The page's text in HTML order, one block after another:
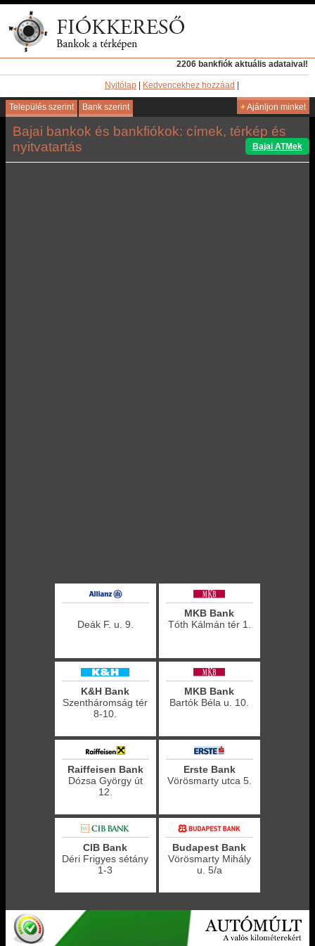
2206 bankfiók aktuális adataival!
Nyitólap Kedvencekhez hozzáad
Település szerint Bank szerint +Ajánljon minket
Bajai bankok és bankfiókok: címek, térkép és
nyitvatartás
Bajai ATMek
Deák F. u. 9.
MKB Bank
Tóth Kálmán tér 1.
K&H Bank
Szentháromság tér
8-10.
MKB Bank
Bartók Béla u. 10.
Raiffeisen Bank
Dózsa György út
12.
Erste Bank
Vörösmarty utca 5.
CIB Bank
Déri Frigyes sétány
1-3
Budapest Bank
Vörösmarty Mihály
u. 5/a